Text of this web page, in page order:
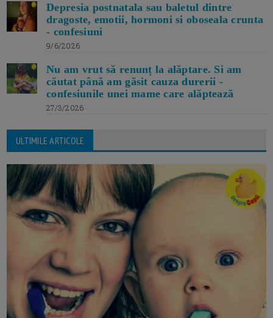
Depresia postnatala sau baletul dintre
dragoste, emotii, hormoni si oboseala crunta
- confesiuni
9/6/2026
Nu am vrut să renunț la alăptare. Si am
căutat până am găsit cauza durerii -
confesiunile unei mame care alăptează
27/3/2026
ULTIMILE ARTICOLE